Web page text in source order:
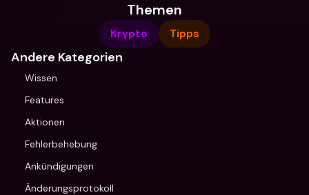
Themen
Krypto Tipps
Andere Kategorien
Wissen
Features
Aktionen
Fehlerbehebung
Ankündigungen
Änderungsprotokoll